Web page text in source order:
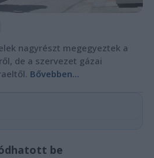
nagyrészt megegyeztek a
de a szervezet gázai
Bővebben...
be